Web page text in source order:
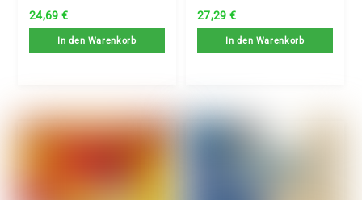
24,69 €
In den Warenkorb
27,29 €
In den Warenkorb